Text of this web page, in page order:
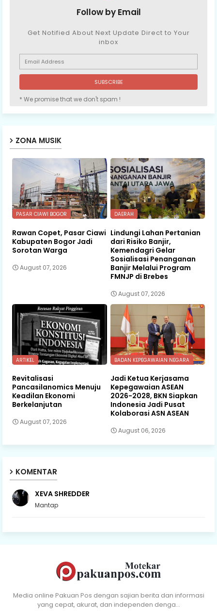
Follow by Email
Get Notified About Next Update Direct to Your
inbox
* We promise that we don't spam !
ZONA MUSIK
PASAR CIAWI BOGOR
Rawan Copet, Pasar Ciawi
Kabupaten Bogor Jadi
Sorotan Warga
August 07, 2026
DAERAH
Lindungi Lahan Pertanian
dari Risiko Banjir,
Kemendagri Gelar
Sosialisasi Penanganan
Banjir Melalui Program
FMNJP di Brebes
August 07, 2026
ARTIKEL
Revitalisasi
Pancasilanomics Menuju
Keadilan Ekonomi
Berkelanjutan
August 07, 2026
BADAN KEPEGAWAIAN NEGARA
Jadi Ketua Kerjasama
Kepegawaian ASEAN
2026-2028, BKN Siapkan
Indonesia Jadi Pusat
Kolaborasi ASN ASEAN
August 06, 2026
KOMENTAR
XEVA SHREDDER
Mantap
Media online Pakuan Pos dengan sajian berita dan informasi
yang cepat, akurat, dan independen denga…